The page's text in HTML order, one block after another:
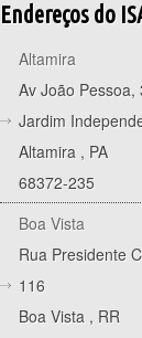
Endereços do
Altamira
Av João Pessoa,
Jardim
Altamira , PA
68372-235
Boa Vista
Rua Presidente
116
Boa Vista , RR